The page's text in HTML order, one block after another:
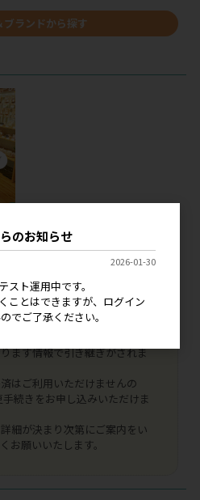
ブランドから探す
スト運用中です。
きませんので、ご了承くださ
ます情報で引き継ぎがされま
はご利用いただけませんの
手続きをお申し込みいただけま
細が決まり次第にご案内をい
お願いいたします。
のお知らせ
2026-01-30
スト運用中です。
ことはできますが、ログイン
でご了承ください。